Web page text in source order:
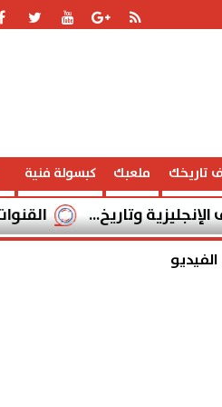
تاريخك ملعبك كبسولة فنية
القنوات المفتوحة وتاريخ...
الفيديو